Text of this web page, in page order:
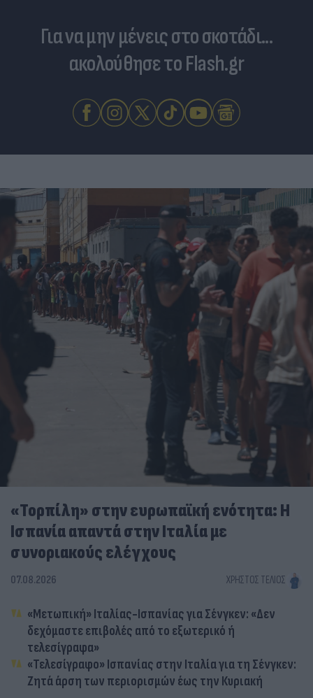
Για να μην μένεις στο σκοτάδι...
ακολούθησε το Flash.gr
«Τορπίλη» στην ευρωπαϊκή ενότητα: Η
Ισπανία απαντά στην Ιταλία με
συνοριακούς ελέγχους
07.08.2026 ΧΡΉΣΤΟΣ ΤΈΛΙΟΣ
«Μετωπική» Ιταλίας-Ισπανίας για Σένγκεν: «Δεν
δεχόμαστε επιβολές από το εξωτερικό ή
τελεσίγραφα»
«Τελεσίγραφο» Ισπανίας στην Ιταλία για τη Σένγκεν:
Ζητά άρση των περιορισμών έως την Κυριακή